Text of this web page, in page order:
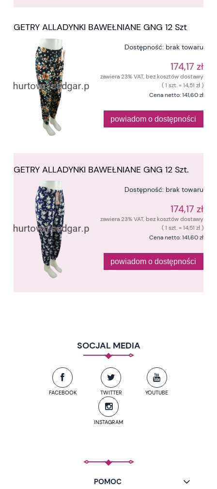
GETRY ALLADYNKI BAWEŁNIANE GNG 12 Szt
Dostępność: brak towaru
174,17 zł
zawiera 23% VAT, bez kosztów dostawy
( 1 szt. = 14,51 zł )
Cena netto:141,60 zł
powiadom o dostępności
GETRY ALLADYNKI BAWEŁNIANE GNG 12 Szt.
Dostępność: brak towaru
174,17 zł
zawiera 23% VAT, bez kosztów dostawy
( 1 szt. = 14,51 zł )
Cena netto:141,60 zł
powiadom o dostępności
SOCJAL MEDIA
FACEBOOK TWITTER YOUTUBE
INSTAGRAM
POMOC